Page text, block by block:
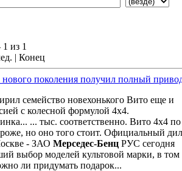
из 1
| Конец
поколения получил полный
семейство новехонького Вито еще и
с колесной формулой 4x4.
... тыс. соответственно. Вито 4х4 по
но оно того стоит. Официальный
- ЗАО Мерседес-Бенц РУС сегодня
выбор моделей культовой марки, в том
ли придумать подарок...